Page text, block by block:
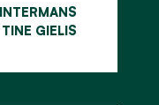
TINE GIELIS